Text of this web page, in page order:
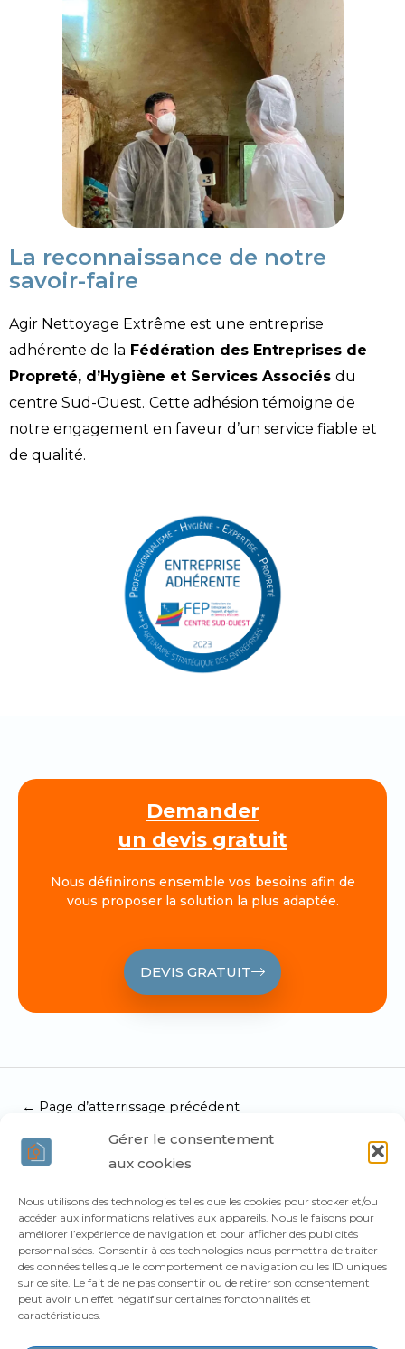
Gérer le consentement
aux cookies
Nous utilisons des technologies telles que les cookies pour stocker et/ou
accéder aux informations relatives aux appareils. Nous le faisons pour
améliorer l’expérience de navigation et pour afficher des publicités
personnalisées. Consentir à ces technologies nous permettra de traiter
des données telles que le comportement de navigation ou les ID uniques
sur ce site. Le fait de ne pas consentir ou de retirer son consentement
peut avoir un effet négatif sur certaines fonctonnalités et
caractéristiques.
La reconnaissance de notre
savoir-faire
Agir Nettoyage Extrême est une entreprise
adhérente de la Fédération des Entreprises de
Propreté, d’Hygiène et Services Associés du
centre Sud-Ouest. Cette adhésion témoigne de
notre engagement en faveur d’un service fiable et
de qualité.
Demander
un devis gratuit
Nous définirons ensemble vos besoins afin de
vous proposer la solution la plus adaptée.
DEVIS GRATUIT
← Page d’atterrissage précédent
Nettoyage après sinistre
Nettoyage après décès
Nettoyage extrême